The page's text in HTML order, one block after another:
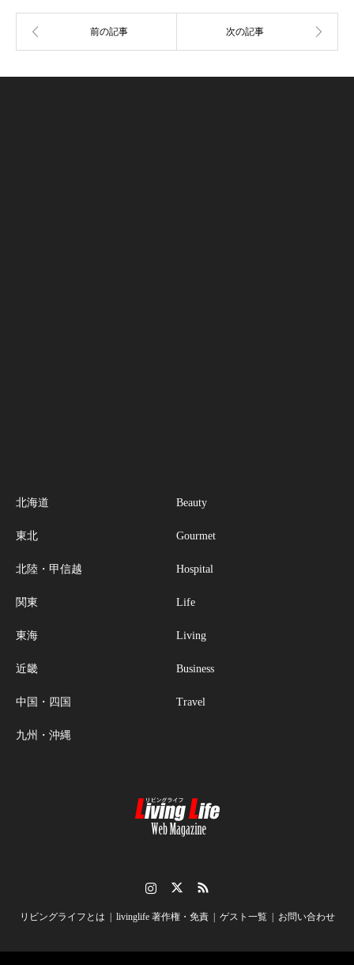
北海道
東北
北陸・甲信越
関東
東海
近畿
中国・四国
九州・沖縄
Beauty
Gourmet
Hospital
Life
Living
Business
Travel
リビングライフとは livinglife 著作権・免責 ゲスト一覧 お問い合わせ